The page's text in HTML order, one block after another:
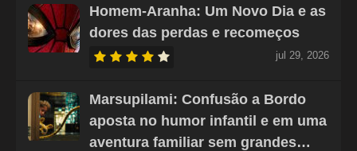
Homem-Aranha: Um Novo Dia e as
dores das perdas e recomeços
jul 29, 2026
Marsupilami: Confusão a Bordo
aposta no humor infantil e em uma
aventura familiar sem grandes…